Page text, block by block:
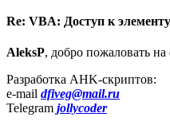
Re: VBA: Доступ к
AleksP, добро пожаловать
Разработка AHK-скриптов:
e-mail dfiveg@mail.ru
Telegram jollycoder